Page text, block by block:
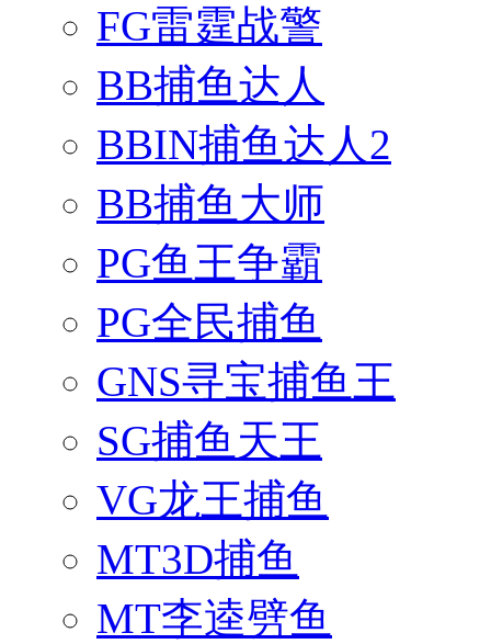
FG雷霆战警
BB捕鱼达人
BBIN捕鱼达人2
BB捕鱼大师
PG鱼王争霸
PG全民捕鱼
GNS寻宝捕鱼王
SG捕鱼天王
VG龙王捕鱼
MT3D捕鱼
MT李逵劈鱼